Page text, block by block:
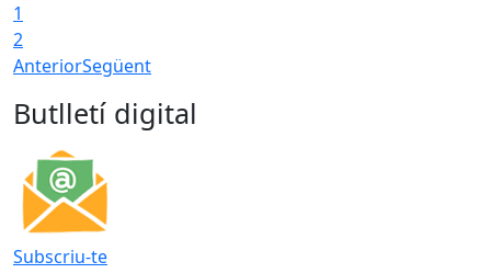
1
2
AnteriorSegüent
Butlletí digital
Subscriu-te